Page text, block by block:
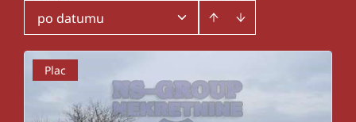
po datumu
Plac